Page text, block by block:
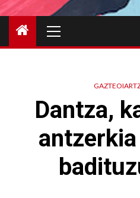
Menu
Dantza,